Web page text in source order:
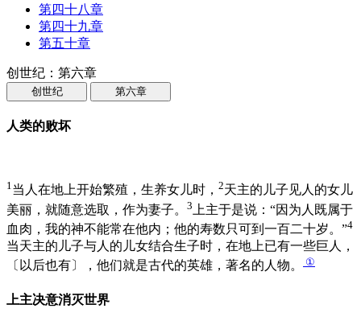
第四十八章
第四十九章
第五十章
创世纪：第六章
创世纪 第六章
人类的败坏
1当人在地上开始繁殖，生养女儿时， 2天主的儿子见人的女儿
美丽，就随意选取，作为妻子。 3 上主于是说：“因为人既属于
血肉，我的神不能常在他内；他的寿数只可到一百二十岁。”4
当天主的儿子与人的儿女结合生子时，在地上已有一些巨人，
〔以后也有〕，他们就是古代的英雄，著名的人物。
①
上主决意消灭世界